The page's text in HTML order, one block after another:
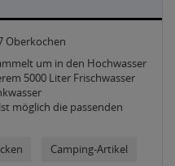
Oberkochen
um in den Hochwasser
5000 Liter Frischwasser
möglich die passenden
Camping-Artikel